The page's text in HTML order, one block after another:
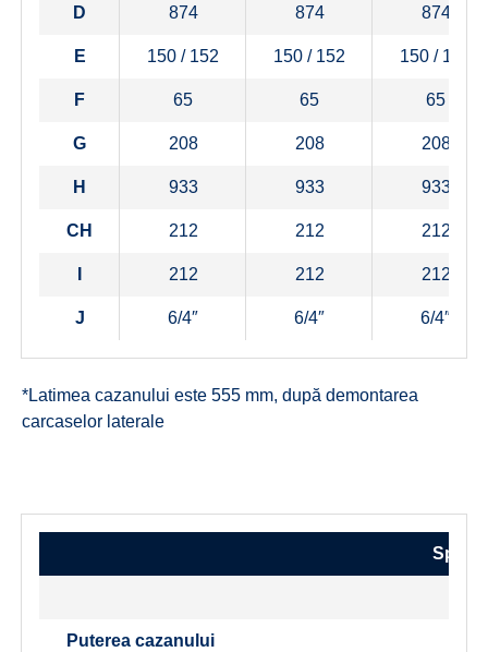
D 874 874 874
E 150 / 152 150 / 152 150 / 152
F 65 65 65
G 208 208 208
H 933 933 933
CH 212 212 212
212 212 212
J 6/4″ 6/4″ 6/4″
*Latimea cazanului este 555 mm, după demontarea
carcaselor laterale
Puterea cazanului